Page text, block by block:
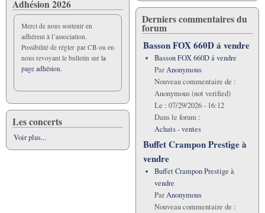
Adhésion 2026
Merci de nous soutenir en
adhérent à l’association.
Possibilité de régler par CB ou en
nous revoyant le bulletin sur la
page adhésion.
Les concerts
Voir plus...
Derniers commentaires du
forum
Basson FOX 660D á vendre
Basson FOX 660D á vendre
ParAnonymous
Nouveau commentaire de :
Anonymous (not verified)
Le : 07/29/2026 - 16:12
Dans le forum :
Achats - ventes
Buffet Crampon Prestige à
vendre
Buffet Crampon Prestige à
vendre
ParAnonymous
Nouveau commentaire de :